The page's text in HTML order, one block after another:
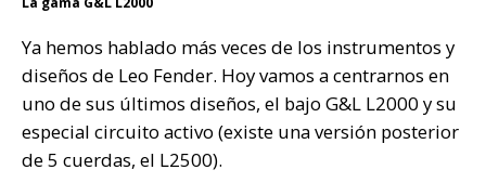
Ya hemos hablado más veces de los instrumentos y
diseños de Leo Fender. Hoy vamos a centrarnos en
uno de sus últimos diseños, el bajo G&L L2000 y su
especial circuito activo (existe una versión posterior
de 5 cuerdas, el L2500).